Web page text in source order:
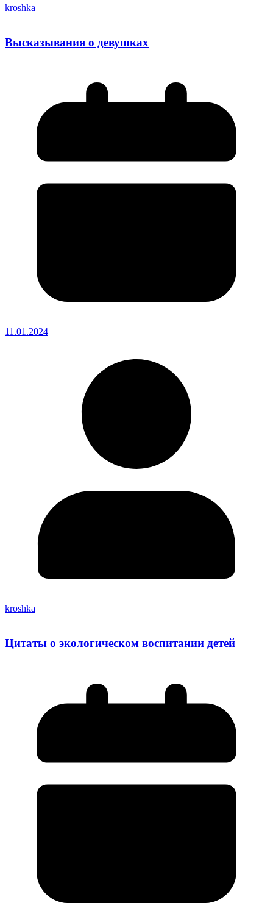
kroshka
Высказывания о девушках
11.01.2024
kroshka
Цитаты о экологическом воспитании детей